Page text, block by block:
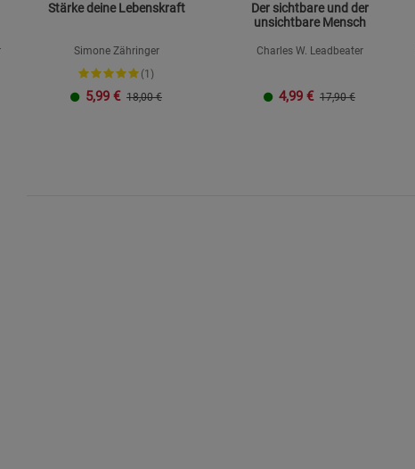
Stärke deine Lebenskraft
Simone Zähringer
(1)
5,99 € 18,00 €
Der sichtbare und der
unsichtbare Mensch
Charles W. Leadbeater
4,99 € 17,90 €